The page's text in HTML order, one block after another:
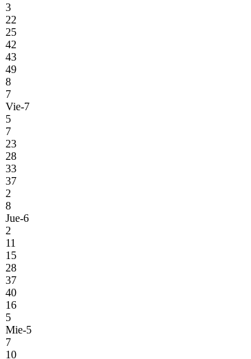
3
22
25
42
43
49
8
7
Vie-7
5
7
23
28
33
37
2
8
Jue-6
2
11
15
28
37
40
16
5
Mie-5
7
10